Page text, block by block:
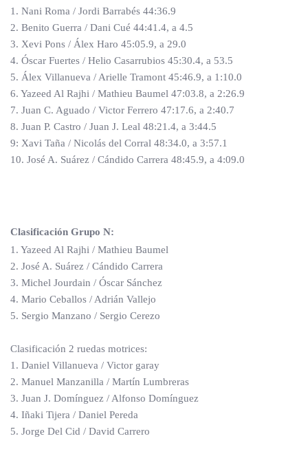
1. Nani Roma / Jordi Barrabés 44:36.9
2. Benito Guerra / Dani Cué 44:41.4, a 4.5
3. Xevi Pons / Álex Haro 45:05.9, a 29.0
4. Óscar Fuertes / Helio Casarrubios 45:30.4, a 53.5
5. Álex Villanueva / Arielle Tramont 45:46.9, a 1:10.0
6. Yazeed Al Rajhi / Mathieu Baumel 47:03.8, a 2:26.9
7. Juan C. Aguado / Victor Ferrero 47:17.6, a 2:40.7
8. Juan P. Castro / Juan J. Leal 48:21.4, a 3:44.5
9: Xavi Taña / Nicolás del Corral 48:34.0, a 3:57.1
10. José A. Suárez / Cándido Carrera 48:45.9, a 4:09.0
Clasificación Grupo N:
1. Yazeed Al Rajhi / Mathieu Baumel
2. José A. Suárez / Cándido Carrera
3. Michel Jourdain / Óscar Sánchez
4. Mario Ceballos / Adrián Vallejo
5. Sergio Manzano / Sergio Cerezo
Clasificación 2 ruedas motrices:
1. Daniel Villanueva / Victor garay
2. Manuel Manzanilla / Martín Lumbreras
3. Juan J. Domínguez / Alfonso Domínguez
4. Iñaki Tijera / Daniel Pereda
5. Jorge Del Cid / David Carrero